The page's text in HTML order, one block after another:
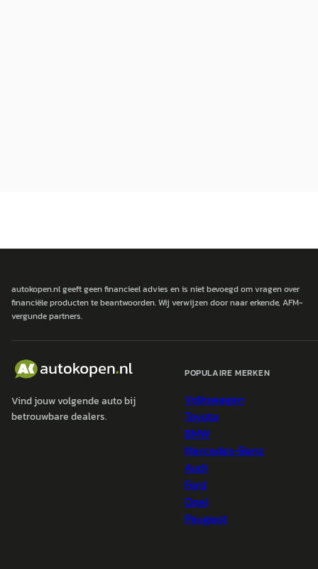
autokopen.nl geeft geen financieel advies en is niet bevoegd om vragen over
financiële producten te beantwoorden. Wij verwijzen door naar erkende, AFM-
vergunde partners.
Vind jouw volgende auto bij
betrouwbare dealers.
POPULAIRE MERKEN
Volkswagen
Toyota
BMW
Mercedes-Benz
Audi
Ford
Opel
Peugeot